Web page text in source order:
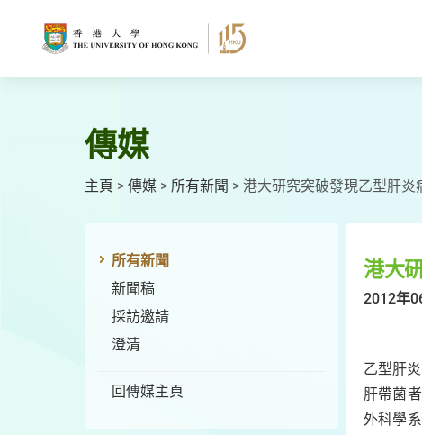
傳媒
主頁 > 傳媒 > 所有新聞 > 港大研究突破發現乙型肝炎
所有新聞
新聞稿
採訪邀請
澄清
回傳媒主頁
港大
2012年
乙型肝
肝帶菌
外科學